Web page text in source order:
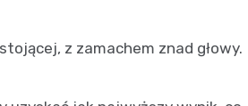
z zamachem znad głowy.